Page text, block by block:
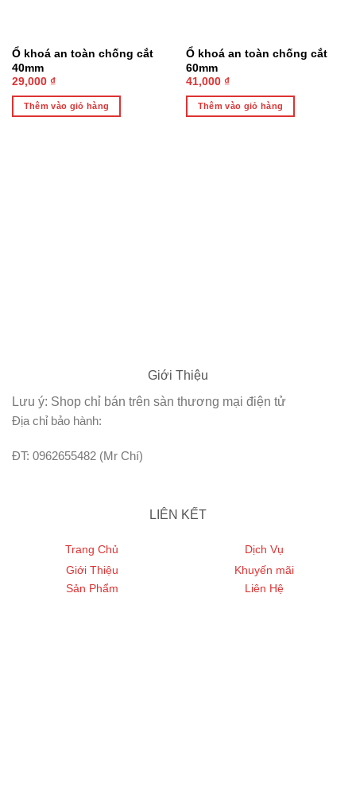
Ổ khoá an toàn chống cắt
40mm
29,000 ₫
Thêm vào giỏ hàng
Ổ khoá an toàn chống cắt
60mm
41,000 ₫
Thêm vào giỏ hàng
Giới Thiệu
Lưu ý: Shop chỉ bán trên sàn thương mại điện tử
Địa chỉ bảo hành:
ĐT: 0962655482 (Mr Chí)
LIÊN KẾT
Trang Chủ
Giới Thiệu
Sản Phẩm
Dịch Vụ
Khuyến mãi
Liên Hệ